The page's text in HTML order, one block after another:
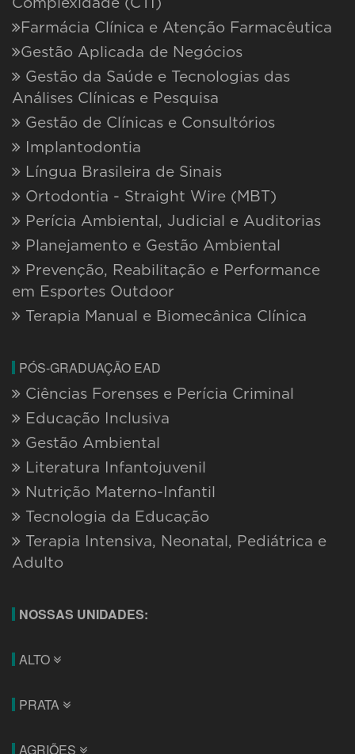
Literatura Infantojuvenil
Nutrição Materno-Infantil
Tecnologia da Educação
Terapia Intensiva, Neonatal, Pediátrica e
Adulto
NOSSAS UNIDADES:
ALTO
PRATA
AGRIÕES
Copyright © 2026. Unifeso